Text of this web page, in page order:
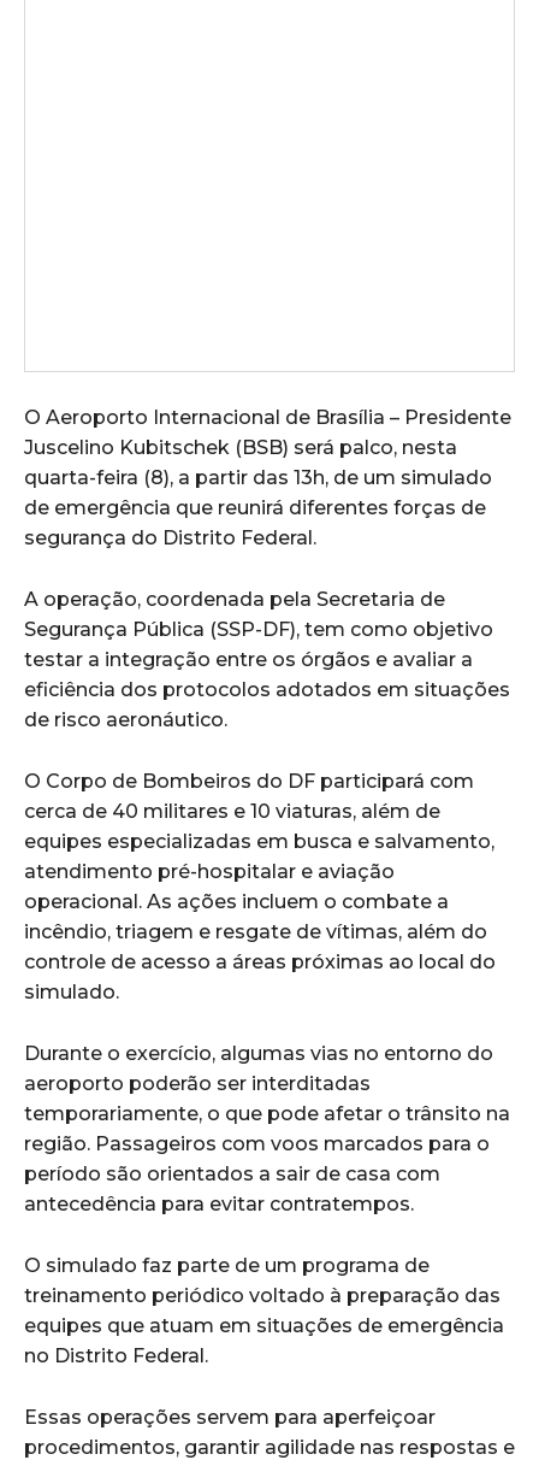
O Aeroporto Internacional de Brasília – Presidente
Juscelino Kubitschek (BSB) será palco, nesta
quarta-feira (8), a partir das 13h, de um simulado
de emergência que reunirá diferentes forças de
segurança do Distrito Federal.
A operação, coordenada pela Secretaria de
Segurança Pública (SSP-DF), tem como objetivo
testar a integração entre os órgãos e avaliar a
eficiência dos protocolos adotados em situações
de risco aeronáutico.
O Corpo de Bombeiros do DF participará com
cerca de 40 militares e 10 viaturas, além de
equipes especializadas em busca e salvamento,
atendimento pré-hospitalar e aviação
operacional. As ações incluem o combate a
incêndio, triagem e resgate de vítimas, além do
controle de acesso a áreas próximas ao local do
simulado.
Durante o exercício, algumas vias no entorno do
aeroporto poderão ser interditadas
temporariamente, o que pode afetar o trânsito na
região. Passageiros com voos marcados para o
período são orientados a sair de casa com
antecedência para evitar contratempos.
O simulado faz parte de um programa de
treinamento periódico voltado à preparação das
equipes que atuam em situações de emergência
no Distrito Federal.
Essas operações servem para aperfeiçoar
procedimentos, garantir agilidade nas respostas e